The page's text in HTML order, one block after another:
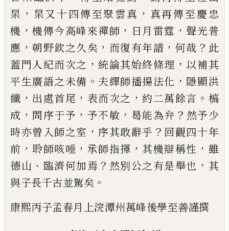
杲 ， 杲又十四傳至聚雲真 ， 真再傳至慶忠
機 ，機傳今高峰來禪師 ， 日月雷霆 ， 聲光普
應 ，朝野欽之久矣 ， 而復有年譜 ， 何哉 ？ 此
蓋門人紀而次之 ， 統論其始終條理 ， 以補其
平生廣語之未備 。 夫繹師播揚法化 ， 隱顯洪
纖 ， 出處首尾 ， 表而次之 ， 約二萬餘言 。 槁
成 ， 問序于予 ， 予不敏 ， 曷能為弁 ？ 然予少
時亦曾入師之室 ， 序其敢辭乎 ？ 回觀四十年
前 ， 聆師咳唾 ， 承師指揮 ，其機辯稱性 ， 雖
德山 、 臨濟何加焉 ？ 然別公之有是舉也 ， 其
與子長千古並駕矣 。
康熙丙子孟春月上浣潭州萬峰後學至善謹撰